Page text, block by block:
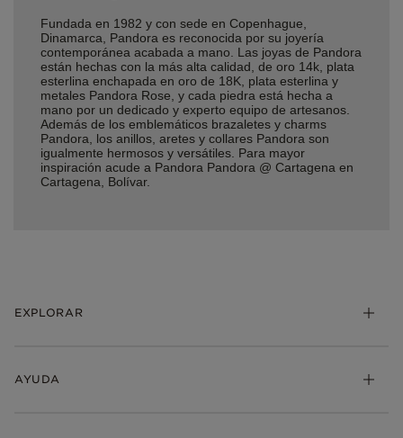
Fundada en 1982 y con sede en Copenhague,
Dinamarca, Pandora es reconocida por su joyería
contemporánea acabada a mano. Las joyas de Pandora
están hechas con la más alta calidad, de oro 14k, plata
esterlina enchapada en oro de 18K, plata esterlina y
metales Pandora Rose, y cada piedra está hecha a
mano por un dedicado y experto equipo de artesanos.
Además de los emblemáticos brazaletes y charms
Pandora, los anillos, aretes y collares Pandora son
igualmente hermosos y versátiles. Para mayor
inspiración acude a Pandora Pandora @ Cartagena en
Cartagena, Bolívar.
EXPLORAR
AYUDA